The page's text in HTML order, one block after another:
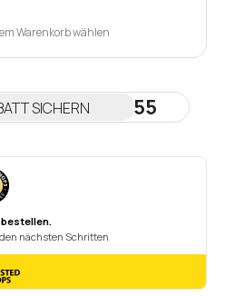
Warenkorb wählen
SICHERN